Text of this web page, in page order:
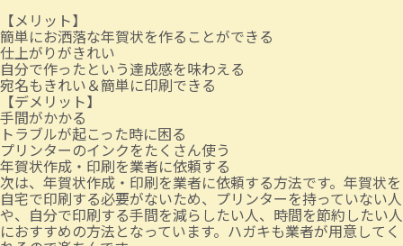
【メリット】
簡単にお洒落な年賀状を作ることができる
仕上がりがきれい
自分で作ったという達成感を味わえる
宛名もきれい＆簡単に印刷できる
【デメリット】
手間がかかる
トラブルが起こった時に困る
プリンターのインクをたくさん使う
年賀状作成・印刷を業者に依頼する
次は、年賀状作成・印刷を業者に依頼する方法です。年賀状を
自宅で印刷する必要がないため、プリンターを持っていない人
や、自分で印刷する手間を減らしたい人、時間を節約したい人
におすすめの方法となっています。ハガキも業者が用意してく